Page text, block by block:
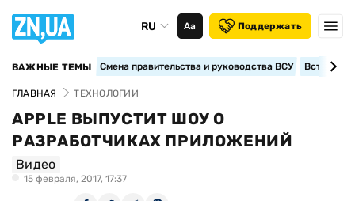
RU Аа Поддержать
ВАЖНЫЕ ТЕМЫ Смена правительства и руководства ВСУ
ГЛАВНАЯ ТЕХНОЛОГИИ
APPLE ВЫПУСТИТ ШОУ О
РАЗРАБОТЧИКАХ ПРИЛОЖЕНИЙ
Видео
15 февраля, 2017, 17:37